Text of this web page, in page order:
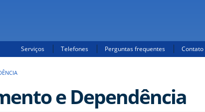
Serviços Telefones Perguntas frequentes Contato
e Dependência